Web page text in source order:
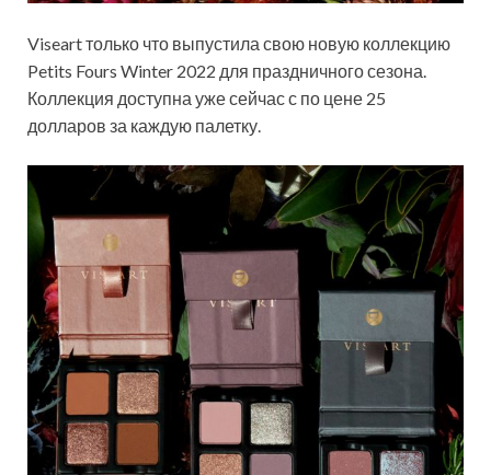
Viseart только что выпустила свою новую коллекцию
Petits Fours Winter 2022 для праздничного сезона.
Коллекция доступна уже сейчас с по цене 25
долларов за каждую палетку.